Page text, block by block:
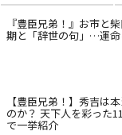
『豊臣兄弟！』お市と
期と「辞世の句」…運
【豊臣兄弟！】秀吉は
のか？ 天下人を彩った
で一挙紹介